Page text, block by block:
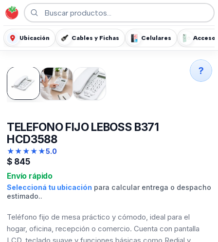
Ubicación Cables y Fichas Celulares
TELEFONO FIJO LEBOSS B371
HCD3588
★★★★★5.0
$ 845
Envío rápido
Seleccioná tu ubicación para calcular entrega o despacho
estimado..
Teléfono fijo de mesa práctico y cómodo, ideal para el
hogar, oficina, recepción o comercio. Cuenta con pantalla
?